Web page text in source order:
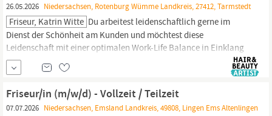
26.05.2026 Niedersachsen, Rotenburg Wümme Landkreis, 27412, Tarmstedt
Friseur, Katrin Witte Du arbeitest leidenschaftlich gerne im
Dienst der Schönheit am Kunden und möchtest diese
Leidenschaft mit einer optimalen Work-Life Balance in Einklang
bringen? Dann werde Teil unseres Teams. Zur Verstärkung unseres
Teams suchen wir ab sofort einen motivierten und kreativen
(m/w/d) in Vollzeit. Unser Salon befindet sich in Ruhiger,
gut...
Friseur/in (m/w/d) - Vollzeit / Teilzeit
07.07.2026 Niedersachsen, Emsland Landkreis, 49808, Lingen Ems Altenlingen